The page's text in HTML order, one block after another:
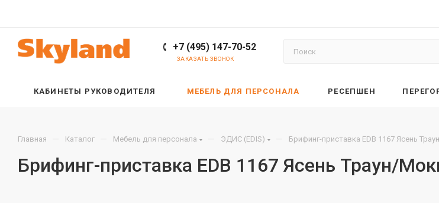
+7 (495) 147-70-52
ЗАКАЗАТЬ ЗВОНОК
КАБИНЕТЫ РУКОВОДИТЕЛЯ МЕБЕЛЬ ДЛЯ ПЕРСОНАЛА РЕСЕПШЕН
Главная — Каталог — Мебель для персонала — ЭДИС (EDIS) — Брифинг-приставка EDB 1167 Ясень
Брифинг-приставка EDB 1167 Ясень Траун/